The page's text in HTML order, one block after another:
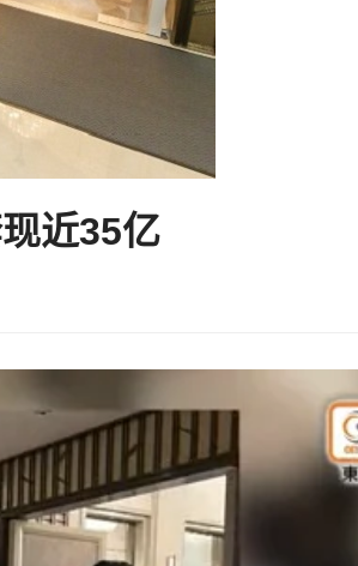
近35亿